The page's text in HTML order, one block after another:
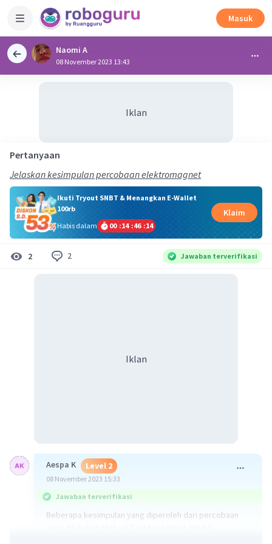
Masuk
Naomi A
08 November 2023 13:43
Iklan
Pertanyaan
Jelaskan kesimpulan percobaan elektromagnet
Ikuti Tryout SNBT & Menangkan E-Wallet
100rb
Habis dalam
00 :14 :46 :13
Klaim
2 2 Jawaban terverifikasi
Iklan
Aespa K Level 2
08 November 2023 15:33
Jawaban terverifikasi
Beberapa kesimpulan yang diperoleh dari percobaan